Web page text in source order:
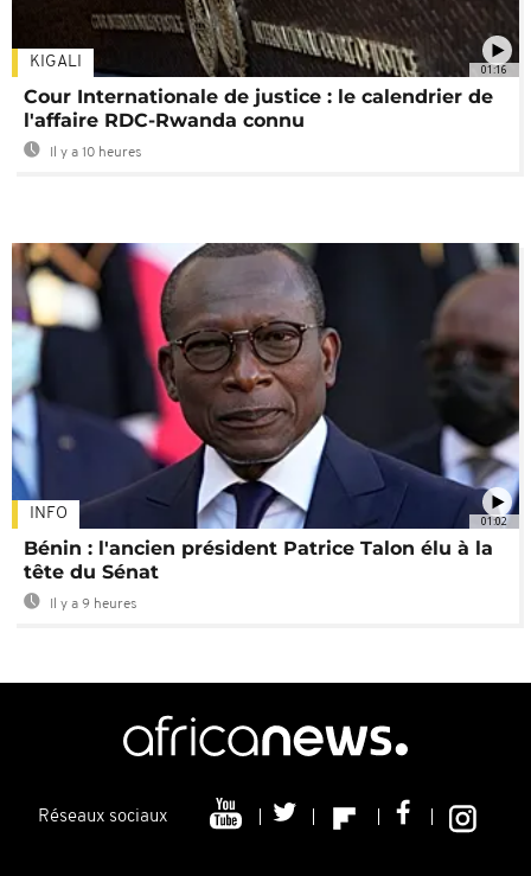
01:16
KIGALI
Cour Internationale de justice : le calendrier de
l'affaire RDC-Rwanda connu
Il y a 10 heures
01:02
INFO
Bénin : l'ancien président Patrice Talon élu à la
tête du Sénat
Il y a 9 heures
Réseaux sociaux